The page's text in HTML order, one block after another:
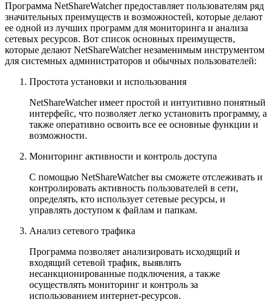
Программа NetShareWatcher предоставляет пользователям ряд
значительных преимуществ и возможностей, которые делают
ее одной из лучших программ для мониторинга и анализа
сетевых ресурсов. Вот список основных преимуществ,
которые делают NetShareWatcher незаменимым инструментом
для системных администраторов и обычных пользователей:
Простота установки и использования
NetShareWatcher имеет простой и интуитивно понятный
интерфейс, что позволяет легко установить программу, а
также оперативно освоить все ее основные функции и
возможности.
Мониторинг активности и контроль доступа
С помощью NetShareWatcher вы сможете отслеживать и
контролировать активность пользователей в сети,
определять, кто использует сетевые ресурсы, и
управлять доступом к файлам и папкам.
Анализ сетевого трафика
Программа позволяет анализировать исходящий и
входящий сетевой трафик, выявлять
несанкционированные подключения, а также
осуществлять мониторинг и контроль за
использованием интернет-ресурсов.